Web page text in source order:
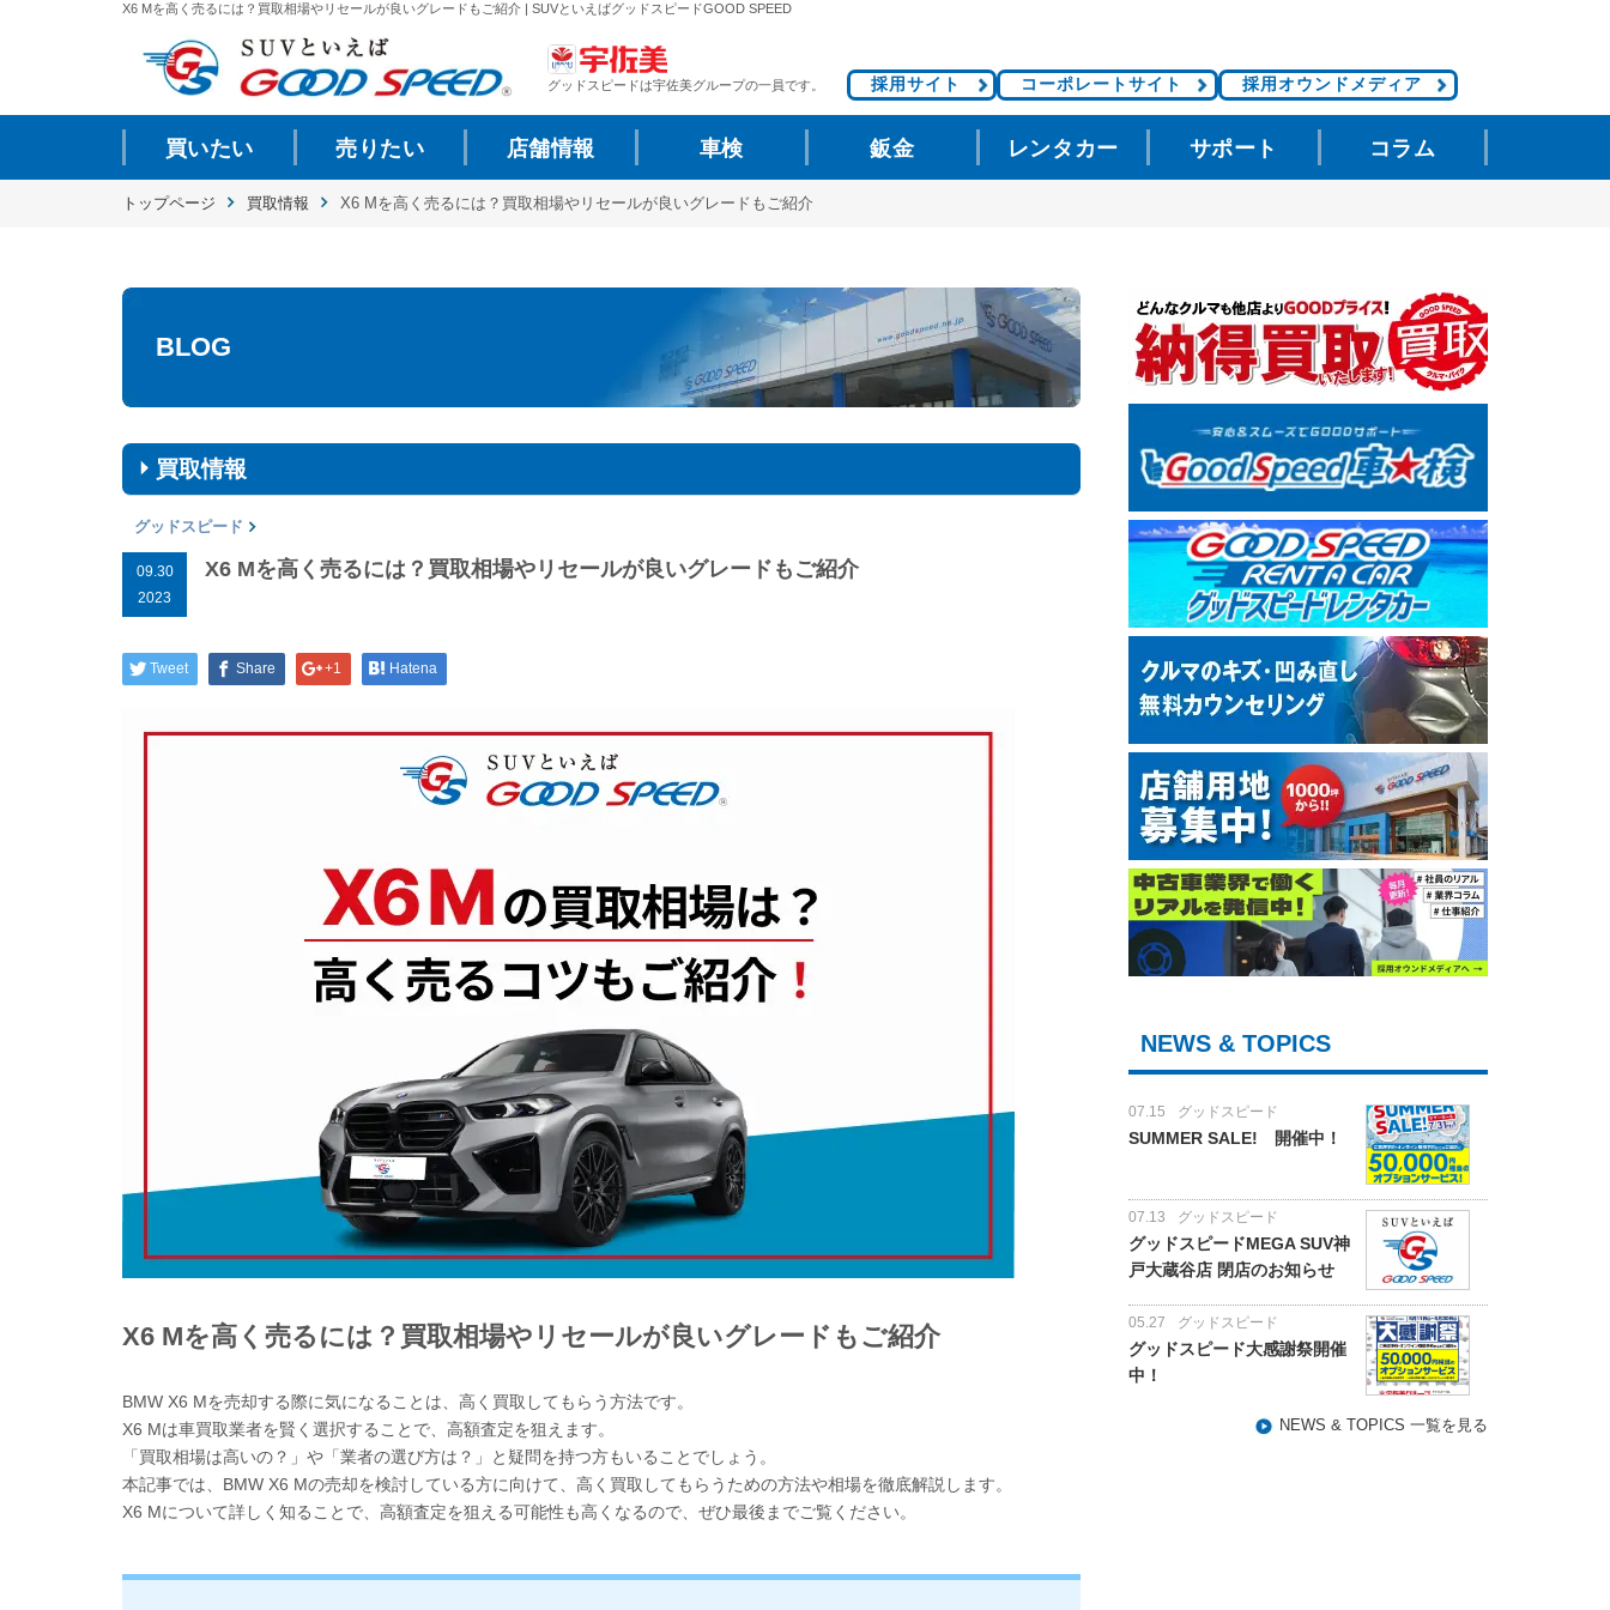
X6 Mを高く売るには？買取相場やリセールが良いグレードもご紹介 | SUVといえばグッドスピードGOOD SPEED
グッドスピードは宇佐美グループの一員です。 採用サイト コーポレートサイト 採用オウンドメディア
買いたい 売りたい 店舗情報 車検 鈑金 レンタカー サポート コラム
トップページ 買取情報 X6 Mを高く売るには？買取相場やリセールが良いグレードもご紹介
BLOG
買取情報
グッドスピード
09.30
2023
X6 Mを高く売るには？買取相場やリセールが良いグレードもご紹介
Tweet Share +1 Hatena
X6 Mを高く売るには？買取相場やリセールが良いグレードもご紹介
BMW X6 Mを売却する際に気になることは、高く買取してもらう方法です。
X6 Mは車買取業者を賢く選択することで、高額査定を狙えます。
「買取相場は高いの？」や「業者の選び方は？」と疑問を持つ方もいることでしょう。
本記事では、BMW X6 Mの売却を検討している方に向けて、高く買取してもらうための方法や相場を徹底解説します。
X6 Mについて詳しく知ることで、高額査定を狙える可能性も高くなるので、ぜひ最後までご覧ください。
NEWS & TOPICS
07.15 グッドスピード
SUMMER SALE! 開催中！
07.13 グッドスピード
グッドスピードMEGA SUV神
戸大蔵谷店 閉店のお知らせ
05.27 グッドスピード
グッドスピード大感謝祭開催
中！
NEWS & TOPICS 一覧を見る